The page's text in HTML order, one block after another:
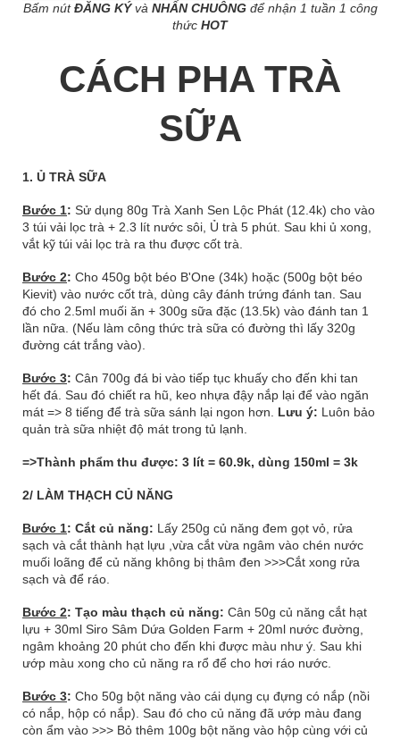
Bấm nútĐĂNG KÝvàNHẤN CHUÔNG để nhận 1 tuần 1 công
thức HOT
CÁCH PHA TRÀ
SỮA
1. Ủ TRÀ SỮA
Bước 1: Sử dụng 80g Trà Xanh Sen Lộc Phát (12.4k) cho vào
3 túi vải lọc trà + 2.3 lít nước sôi, Ủ trà 5 phút. Sau khi ủ xong,
vắt kỹ túi vải lọc trà ra thu được cốt trà.
Bước 2: Cho 450g bột béo B'One (34k) hoặc (500g bột béo
Kievit) vào nước cốt trà, dùng cây đánh trứng đánh tan. Sau
đó cho 2.5ml muối ăn + 300g sữa đặc (13.5k) vào đánh tan 1
lần nữa. (Nếu làm công thức trà sữa có đường thì lấy 320g
đường cát trắng vào).
Bước 3: Cân 700g đá bi vào tiếp tục khuấy cho đến khi tan
hết đá. Sau đó chiết ra hũ, keo nhựa đậy nắp lại để vào ngăn
mát => 8 tiếng để trà sữa sánh lại ngon hơn. Lưu ý: Luôn bảo
quản trà sữa nhiệt độ mát trong tủ lạnh.
=>Thành phẩm thu được: 3 lít = 60.9k, dùng 150ml = 3k
2/ LÀM THẠCH CỦ NĂNG
Bước 1: Cắt củ năng: Lấy 250g củ năng đem gọt vỏ, rửa
sạch và cắt thành hạt lựu ,vừa cắt vừa ngâm vào chén nước
muối loãng để củ năng không bị thâm đen >>>Cắt xong rửa
sạch và để ráo.
Bước 2: Tạo màu thạch củ năng: Cân 50g củ năng cắt hạt
lựu + 30ml Siro Sâm Dứa Golden Farm + 20ml nước đường,
ngâm khoảng 20 phút cho đến khi được màu như ý. Sau khi
ướp màu xong cho củ năng ra rổ để cho hơi ráo nước.
Bước 3: Cho 50g bột năng vào cái dụng cụ đựng có nắp (nồi
có nắp, hộp có nắp). Sau đó cho củ năng đã ướp màu đang
còn ẩm vào >>> Bỏ thêm 100g bột năng vào hộp cùng với củ